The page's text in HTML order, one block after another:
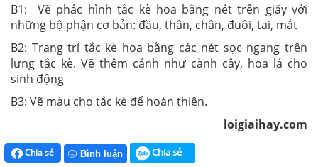
B1: Vẽ phác hình tắc kè hoa bằng nét trên giấy với
những bộ phận cơ bản: đầu, thân, chân, đuôi, tai, mắt
B2: Trang trí tắc kè hoa bằng các nét sọc ngang trên
lưng tắc kè. Vẽ thêm cảnh như cành cây, hoa lá cho
sinh động
B3: Vẽ màu cho tắc kè để hoàn thiện.
loigiaihay.com
Chia sẻ Bình luận Chia sẻ